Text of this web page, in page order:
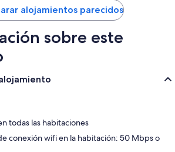
de
375 €
alojamientos parecidos
sobre este
todas las habitaciones
conexión wifi en la habitación: 50 Mbps o